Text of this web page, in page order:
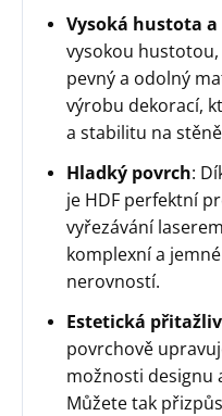
Vysoká hustota
vysokou
pevný a odolný
výrobu dekorací,
a stabilitu na
Hladký povrch:
je HDF perfektní
vyřezávání
komplexní a
nerovností.
Estetická
povrchově
možnosti designu
Můžete tak